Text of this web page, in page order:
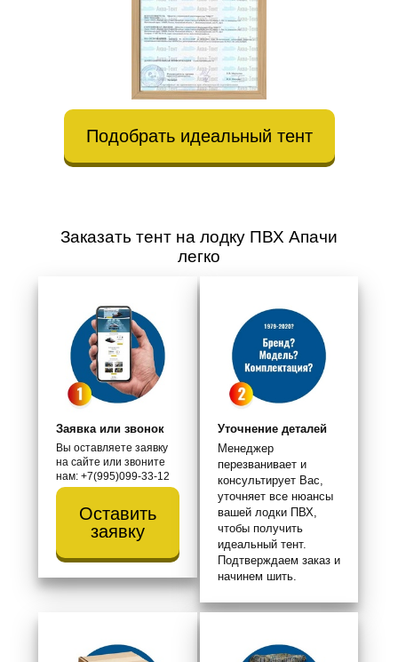
Подобрать идеальный тент
Заказать тент на лодку ПВХ Апачи
легко
Заявка или звонок
Вы оставляете заявку
на сайте или звоните
нам: +7(995)099-33-12
Оставить
заявку
Уточнение деталей
Менеджер
перезванивает и
консультирует Вас,
уточняет все нюансы
вашей лодки ПВХ,
чтобы получить
идеальный тент.
Подтверждаем заказ и
начинем шить.